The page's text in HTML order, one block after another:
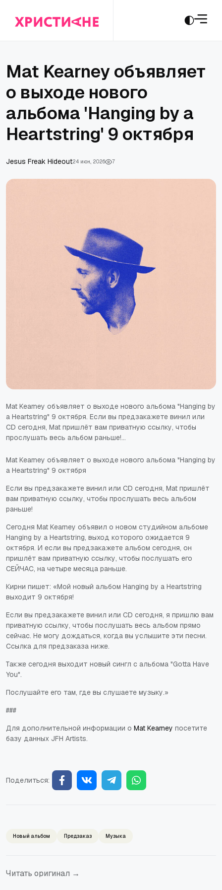
Mat Kearney объявляет
о выходе нового
альбома 'Hanging by a
Heartstring' 9 октября
Jesus Freak Hideout24 июн., 2026 7
Mat Kearney объявляет о выходе нового альбома "Hanging by
a Heartstring" 9 октября. Если вы предзакажете винил или
CD сегодня, Mat пришлёт вам приватную ссылку, чтобы
прослушать весь альбом раньше!…
Mat Kearney объявляет о выходе нового альбома "Hanging by
a Heartstring" 9 октября
Если вы предзакажете винил или CD сегодня, Mat пришлёт
вам приватную ссылку, чтобы прослушать весь альбом
раньше!
Сегодня Mat Kearney объявил о новом студийном альбоме
Hanging by a Heartstring, выход которого ожидается 9
октября. И если вы предзакажете альбом сегодня, он
пришлёт вам приватную ссылку, чтобы послушать его
СЕЙЧАС, на четыре месяца раньше.
Кирни пишет: «Мой новый альбом Hanging by a Heartstring
выходит 9 октября!
Если вы предзакажете винил или CD сегодня, я пришлю вам
приватную ссылку, чтобы послушать весь альбом прямо
сейчас. Не могу дождаться, когда вы услышите эти песни.
Ссылка для предзаказа ниже.
Также сегодня выходит новый сингл с альбома "Gotta Have
You".
Послушайте его там, где вы слушаете музыку.»
###
Для дополнительной информации о Mat Kearney посетите
базу данных JFH Artists.
Поделиться:
Новый альбом Предзаказ Музыка
Читать оригинал →